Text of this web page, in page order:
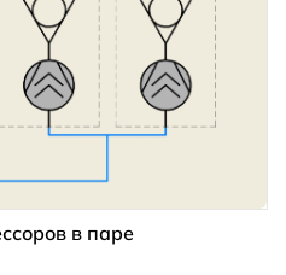
в паре